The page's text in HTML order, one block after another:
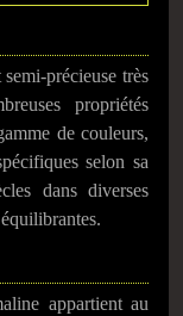
précieuse très
propriétés
de couleurs,
selon sa
dans diverses
appartient au